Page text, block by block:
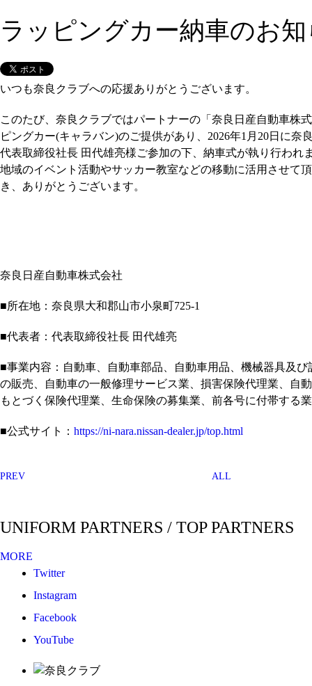
ラッピングカー納車のお
いつも奈良クラブへの応援ありがとうございます。
このたび、奈良クラブではパートナーの「奈良日産自動車株
ピングカー(キャラバン)のご提供があり、2026年1月20日に奈
代表取締役社長 田代雄亮様ご参加の下、納車式が執り行われ
地域のイベント活動やサッカー教室などの移動に活用させて
き、ありがとうございます。
奈良日産自動車株式会社
■所在地：奈良県大和郡山市小泉町725-1
■代表者：代表取締役社長 田代雄亮
■事業内容：自動車、自動車部品、自動車用品、機械器具及
の販売、自動車の一般修理サービス業、損害保険代理業、自
もとづく保険代理業、生命保険の募集業、前各号に付帯する
■公式サイト： https://ni-nara.nissan-dealer.jp/top.html
PREV ALL
UNIFORM PARTNERS / TOP PARTNERS
MORE
Twitter
Instagram
Facebook
YouTube